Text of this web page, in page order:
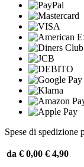
Spese di spedizione
da € 0,00 € 4,90